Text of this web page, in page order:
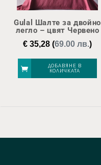
Gulal Шалте за двойно
легло – цвят Червено
€ 35,28 (69.00 лв.)
ДОБАВЯНЕ В
КОЛИЧКАТА